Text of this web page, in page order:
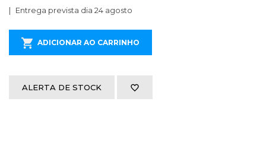
Entrega prevista dia 24 agosto
ADICIONAR AO CARRINHO
ALERTA DE STOCK